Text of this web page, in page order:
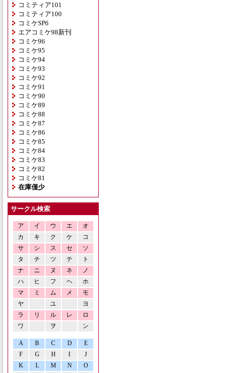
コミティア101
コミティア100
コミケSP6
エアコミケ98新刊
コミケ96
コミケ95
コミケ94
コミケ93
コミケ92
コミケ91
コミケ90
コミケ89
コミケ88
コミケ87
コミケ86
コミケ85
コミケ84
コミケ83
コミケ82
コミケ81
在庫僅少
サークル検索
ア イ ウ エ
オ
カ
キ ク ケ
コ
サ
シ ス セ
ソ
タ
チ ツ テ
ト
ナ
ニ ヌ ネ
ノ
ハ
ヒ フ ヘ
ホ
マ
ミ ム メ
モ
ヤ
ユ
ヨ
ラ
リ ル レ
ロ
ワ
ヲ ン
A B C D
E
F
G H I
J
K
L M N O